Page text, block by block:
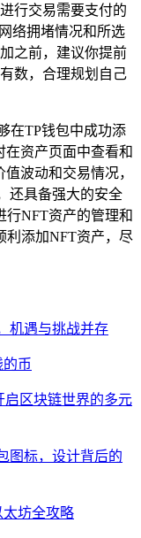
行交易需要支付的
络拥堵情况和所选
之前，建议你提前
数，合理规划自己
在TP钱包中成功添
资产页面中查看和
波动和交易情况，
还具备强大的安全
行NFT资产的管理和
利添加NFT资产，尽
机遇与挑战并存
币
启区块链世界的多元
图标，设计背后的
太坊全攻略